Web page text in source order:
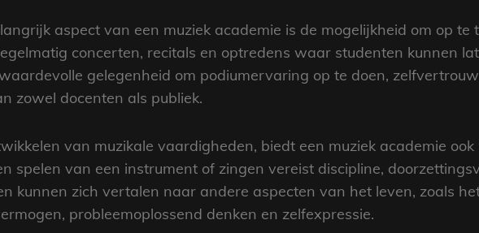
aspect van een muziek academie is de mogelijkheid om op te
concerten, recitals en optredens waar studenten kunnen
gelegenheid om podiumervaring op te doen,
zowel docenten als publiek.
van muzikale vaardigheden, biedt een muziek academie
spelen van een instrument of zingen vereist discipline,
kunnen zich vertalen naar andere aspecten van het leven, zoals
probleemoplossend denken en zelfexpressie.